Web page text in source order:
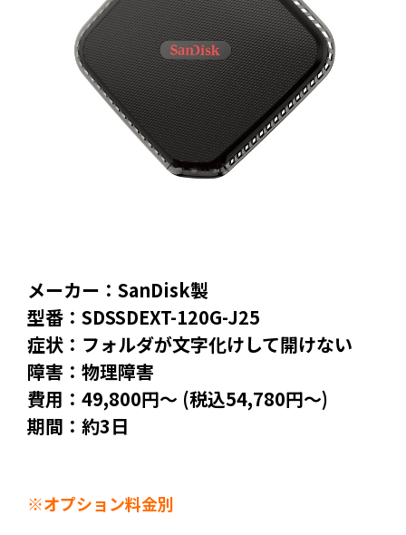
メーカー：SanDisk製
型番：SDSSDEXT-120G-J25
症状：フォルダが文字化けして開けない
障害：物理障害
費用：49,800円～ (税込54,780円～)
期間：約3日
※オプション料金別